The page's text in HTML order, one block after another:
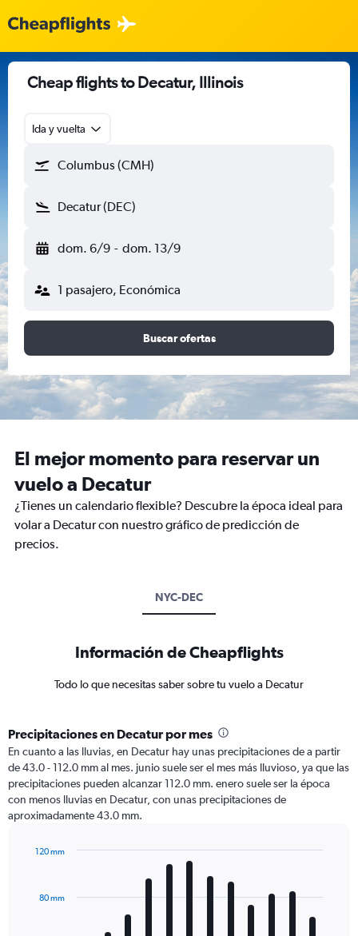
Cheap flights to Decatur, Illinois
Ida y vuelta
Columbus (CMH)
Decatur (DEC)
dom. 6/9 - dom. 13/9
1 pasajero, Económica
Buscar ofertas
El mejor momento para reservar un
vuelo a Decatur
¿Tienes un calendario flexible? Descubre la época ideal para
volar a Decatur con nuestro gráfico de predicción de
precios.
NYC-DEC
Información de Cheapflights
Todo lo que necesitas saber sobre tu vuelo a Decatur
Precipitaciones en Decatur por mes
En cuanto a las lluvias, en Decatur hay unas precipitaciones de a partir
de 43.0 - 112.0 mm al mes. junio suele ser el mes más lluvioso, ya que las
precipitaciones pueden alcanzar 112.0 mm. enero suele ser la época
con menos lluvias en Decatur, con unas precipitaciones de
aproximadamente 43.0 mm.
with
80 mm
120 mm